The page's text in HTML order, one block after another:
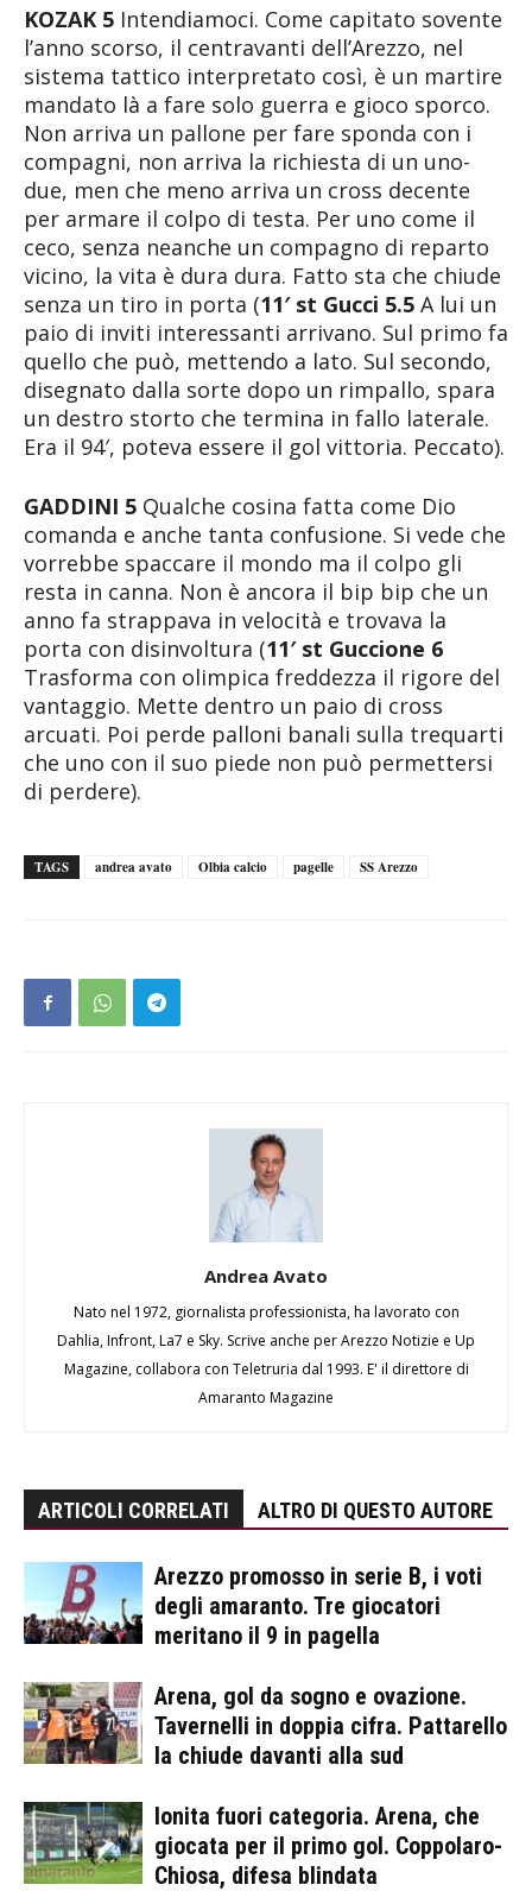
KOZAK 5 Intendiamoci. Come capitato sovente
l’anno scorso, il centravanti dell’Arezzo, nel
sistema tattico interpretato così, è un martire
mandato là a fare solo guerra e gioco sporco.
Non arriva un pallone per fare sponda con i
compagni, non arriva la richiesta di un uno-
due, men che meno arriva un cross decente
per armare il colpo di testa. Per uno come il
ceco, senza neanche un compagno di reparto
vicino, la vita è dura dura. Fatto sta che chiude
senza un tiro in porta (11′ st Gucci 5.5 A lui un
paio di inviti interessanti arrivano. Sul primo fa
quello che può, mettendo a lato. Sul secondo,
disegnato dalla sorte dopo un rimpallo, spara
un destro storto che termina in fallo laterale.
Era il 94′, poteva essere il gol vittoria. Peccato).
GADDINI 5 Qualche cosina fatta come Dio
comanda e anche tanta confusione. Si vede che
vorrebbe spaccare il mondo ma il colpo gli
resta in canna. Non è ancora il bip bip che un
anno fa strappava in velocità e trovava la
porta con disinvoltura (11′ st Guccione 6
Trasforma con olimpica freddezza il rigore del
vantaggio. Mette dentro un paio di cross
arcuati. Poi perde palloni banali sulla trequarti
che uno con il suo piede non può permettersi
di perdere).
TAGS andrea avato Olbia calcio pagelle SS Arezzo
Andrea Avato
Nato nel 1972, giornalista professionista, ha lavorato con
Dahlia, Infront, La7 e Sky. Scrive anche per Arezzo Notizie e Up
Magazine, collabora con Teletruria dal 1993. E' il direttore di
Amaranto Magazine
ARTICOLI CORRELATI ALTRO DI QUESTO AUTORE
Arezzo promosso in serie B, i voti
degli amaranto. Tre giocatori
meritano il 9 in pagella
Arena, gol da sogno e ovazione.
Tavernelli in doppia cifra. Pattarello
la chiude davanti alla sud
Ionita fuori categoria. Arena, che
giocata per il primo gol. Coppolaro-
Chiosa, difesa blindata